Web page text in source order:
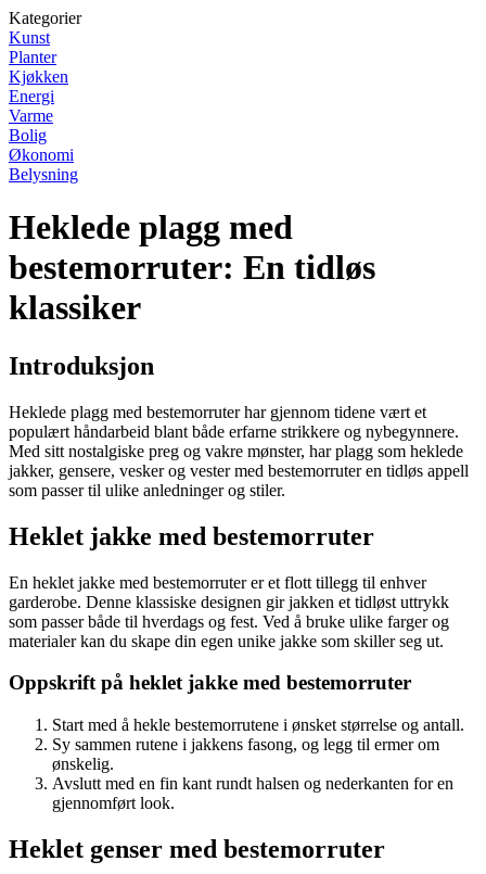
Kategorier
Kunst
Planter
Kjøkken
Energi
Varme
Bolig
Økonomi
Belysning
Heklede plagg med
bestemorruter: En tidløs
klassiker
Introduksjon
Heklede plagg med bestemorruter har gjennom tidene vært et
populært håndarbeid blant både erfarne strikkere og nybegynnere.
Med sitt nostalgiske preg og vakre mønster, har plagg som heklede
jakker, gensere, vesker og vester med bestemorruter en tidløs appell
som passer til ulike anledninger og stiler.
Heklet jakke med bestemorruter
En heklet jakke med bestemorruter er et flott tillegg til enhver
garderobe. Denne klassiske designen gir jakken et tidløst uttrykk
som passer både til hverdags og fest. Ved å bruke ulike farger og
materialer kan du skape din egen unike jakke som skiller seg ut.
Oppskrift på heklet jakke med bestemorruter
Start med å hekle bestemorrutene i ønsket størrelse og antall.
Sy sammen rutene i jakkens fasong, og legg til ermer om
ønskelig.
Avslutt med en fin kant rundt halsen og nederkanten for en
gjennomført look.
Heklet genser med bestemorruter